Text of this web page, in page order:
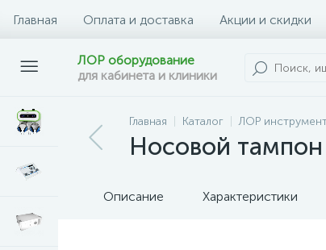
Главная Оплата и доставка Акции и скидки
ЛОР оборудование
для кабинета и клиники
Главная Каталог ЛОР
Носовой
Описание Характеристики